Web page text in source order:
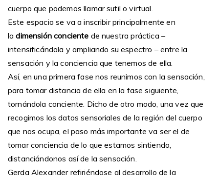
cuerpo que podemos llamar sutil o virtual.
Este espacio se va a inscribir principalmente en
ladimensión conciente de nuestra práctica –
intensificándola y ampliando su espectro – entre la
sensación y la conciencia que tenemos de ella.
Así, en una primera fase nos reunimos con la sensación,
para tomar distancia de ella en la fase siguiente,
tornándola conciente. Dicho de otro modo, una vez que
recogimos los datos sensoriales de la región del cuerpo
que nos ocupa, el paso más importante va ser el de
tomar conciencia de lo que estamos sintiendo,
distanciándonos así de la sensación.
Gerda Alexander refiriéndose al desarrollo de la